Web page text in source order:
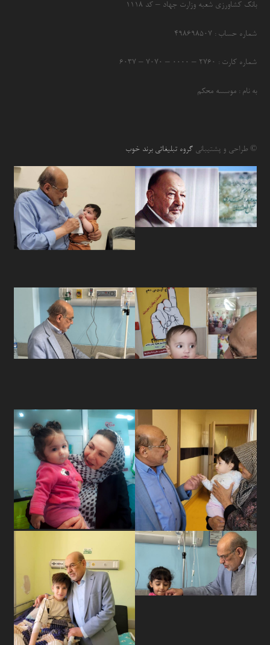
بانک کشاورزی شعبه وزارت جهاد – کد 1118
شماره حساب : ۴۹۸۶۹۸۵۰۷
شماره کارت : ۲۷۶۰ – ۰۰۰۰ – ۷۰۷۰ – ۶۰۳۷
به نام : موسسه محکم
© طراحی و پشتیبانیگروه تبلیغاتی برند خوب